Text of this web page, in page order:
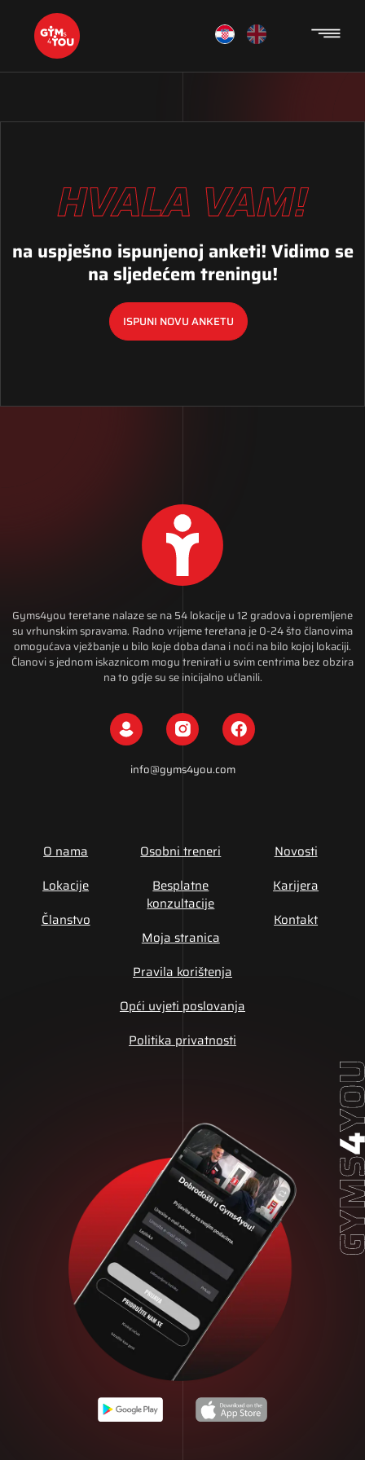
HVALA VAM!
na uspješno ispunjenoj anketi! Vidimo se
na sljedećem treningu!
ISPUNI NOVU ANKETU
Gyms4you teretane nalaze se na 54 lokacije u 12 gradova i opremljene
su vrhunskim spravama. Radno vrijeme teretana je 0-24 što članovima
omogućava vježbanje u bilo koje doba dana i noći na bilo kojoj lokaciji.
Članovi s jednom iskaznicom mogu trenirati u svim centrima bez obzira
na to gdje su se inicijalno učlanili.
info@gyms4you.com
O nama
Lokacije
Članstvo
Osobni treneri
Besplatne
konzultacije
Moja stranica
Novosti
Karijera
Kontakt
Pravila korištenja
Opći uvjeti poslovanja
Politika privatnosti